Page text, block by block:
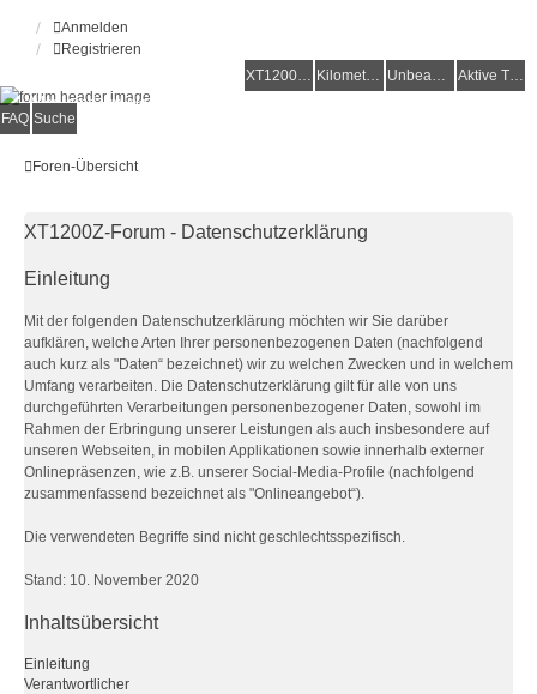
Anmelden
Registrieren
XT1200Z-Wiki
Kilometerstatistik Unbeantwortete Themen Aktive Themen
Alles rund um die Yamaha XT1200Z Super Ténéré
FAQ Suche
Foren-Übersicht
XT1200Z-Forum - Datenschutzerklärung
Einleitung
Mit der folgenden Datenschutzerklärung möchten wir Sie darüber
aufklären, welche Arten Ihrer personenbezogenen Daten (nachfolgend
auch kurz als "Daten“ bezeichnet) wir zu welchen Zwecken und in welchem
Umfang verarbeiten. Die Datenschutzerklärung gilt für alle von uns
durchgeführten Verarbeitungen personenbezogener Daten, sowohl im
Rahmen der Erbringung unserer Leistungen als auch insbesondere auf
unseren Webseiten, in mobilen Applikationen sowie innerhalb externer
Onlinepräsenzen, wie z.B. unserer Social-Media-Profile (nachfolgend
zusammenfassend bezeichnet als "Onlineangebot“).
Die verwendeten Begriffe sind nicht geschlechtsspezifisch.
Stand: 10. November 2020
Inhaltsübersicht
Einleitung
Verantwortlicher